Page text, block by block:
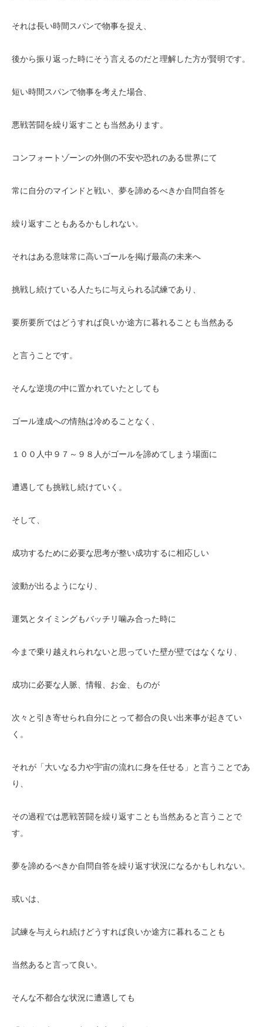
それは長い時間スパンで物事を捉え、
後から振り返った時にそう言えるのだと理解した方が賢明です。
短い時間スパンで物事を考えた場合、
悪戦苦闘を繰り返すことも当然あります。
コンフォートゾーンの外側の不安や恐れのある世界にて
常に自分のマインドと戦い、夢を諦めるべきか自問自答を
繰り返すこともあるかもしれない。
それはある意味常に高いゴールを掲げ最高の未来へ
挑戦し続けている人たちに与えられる試練であり、
要所要所ではどうすれば良いか途方に暮れることも当然ある
と言うことです。
そんな逆境の中に置かれていたとしても
ゴール達成への情熱は冷めることなく、
１００人中９７～９８人がゴールを諦めてしまう場面に
遭遇しても挑戦し続けていく。
そして、
成功するために必要な思考が整い成功するに相応しい
波動が出るようになり、
運気とタイミングもバッチリ噛み合った時に
今まで乗り越えれられないと思っていた壁が壁ではなくなり、
成功に必要な人脈、情報、お金、ものが
次々と引き寄せられ自分にとって都合の良い出来事が起きてい
く。
それが「大いなる力や宇宙の流れに身を任せる」と言うことであ
り、
その過程では悪戦苦闘を繰り返すことも当然あると言うことで
す。
夢を諦めるべきか自問自答を繰り返す状況になるかもしれない。
或いは、
試練を与えられ続けどうすれば良いか途方に暮れることも
当然あると言って良い。
そんな不都合な状況に遭遇しても